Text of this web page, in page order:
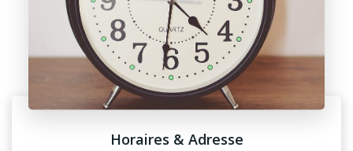
Horaires & Adresse